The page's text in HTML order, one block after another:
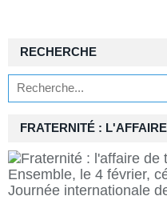
RECHERCHE
FRATERNITÉ :
Ensemble, le 4 février,
Journée internationale